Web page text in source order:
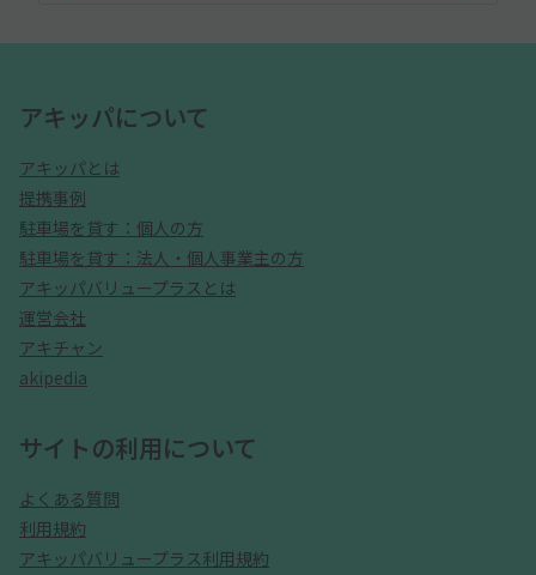
アキッパについて
アキッパとは
提携事例
駐車場を貸す：個人の方
駐車場を貸す：法人・個人事業主の方
アキッパバリュープラスとは
運営会社
アキチャン
akipedia
サイトの利用について
よくある質問
利用規約
アキッパバリュープラス利用規約